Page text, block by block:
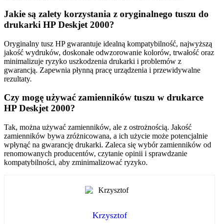
Jakie są zalety korzystania z oryginalnego tuszu do
drukarki HP Deskjet 2000?
Oryginalny tusz HP gwarantuje idealną kompatybilność, najwyższą
jakość wydruków, doskonałe odwzorowanie kolorów, trwałość oraz
minimalizuje ryzyko uszkodzenia drukarki i problemów z
gwarancją. Zapewnia płynną pracę urządzenia i przewidywalne
rezultaty.
Czy mogę używać zamienników tuszu w drukarce
HP Deskjet 2000?
Tak, można używać zamienników, ale z ostrożnością. Jakość
zamienników bywa zróżnicowana, a ich użycie może potencjalnie
wpłynąć na gwarancję drukarki. Zaleca się wybór zamienników od
renomowanych producentów, czytanie opinii i sprawdzanie
kompatybilności, aby zminimalizować ryzyko.
Krzysztof